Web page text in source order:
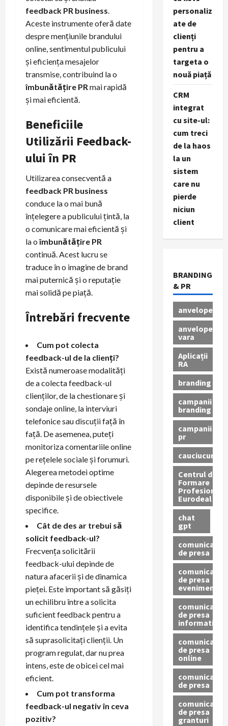
feedback PR business.
Aceste instrumente oferă date
despre mențiunile brandului
online, sentimentul publicului
și eficiența mesajelor
transmise, contribuind la o
îmbunătățire PRmai rapidă
și mai eficientă.
Beneficiile
Utilizării Feedback-
ului în PR
Utilizarea consecventă a
feedback PR business
conduce la o mai bună
înțelegere a publicului țintă, la
o comunicare mai eficientă și
la oîmbunătățire PR
continuă. Acest lucru se
traduce în o imagine de brand
mai puternică și o reputație
mai solidă pe piață.
Întrebări frecvente
Cum pot colecta
feedback-ul de la clienți?
Există numeroase modalități
de a colecta feedback-ul
clienților, de la chestionare și
sondaje online, la interviuri
telefonice sau discuții față în
față. De asemenea, puteți
monitoriza comentariile online
pe rețelele sociale și forumuri.
Alegerea metodei optime
depinde de resursele
disponibile și de obiectivele
specifice.
Cât de des ar trebui să
solicit feedback-ul?
Frecvența solicitării
feedback-ului depinde de
natura afacerii și de dinamica
pieței. Este important să găsiți
un echilibru între a solicita
suficient feedback pentru a
identifica tendințele și a evita
să suprasolicitați clienții. Un
program regulat, dar nu prea
intens, este de obicei cel mai
eficient.
Cum pot transforma
feedback-ul negativ în ceva
pozitiv?
personaliz
ate de
clienți
pentru a
targeta o
nouă piață
CRM
integrat
cu site-ul:
cum treci
de la haos
la un
sistem
care nu
pierde
niciun
client
BRANDING
& PR
anvelope
anvelope
vara
Aplicații
RA
branding
campanii
branding
campanii
pr
cauciucuri
Centrul de
Formare
Profesionala
Eurodeal
chat
gpt
comunicat
de presa
comunicat
de presa
eveniment
comunicat
de presa
informativ
comunicat
de presa
online
comunicate
de presa
comunicate
de presa
granturi